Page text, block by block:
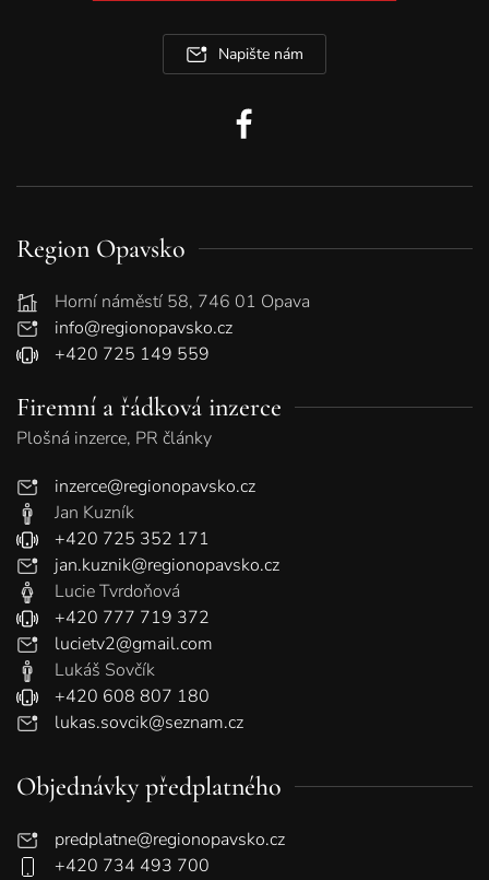
Napište nám
Region Opavsko
Horní náměstí 58, 746 01 Opava
info@regionopavsko.cz
+420 725 149 559
Firemní a řádková inzerce
Plošná inzerce, PR články
inzerce@regionopavsko.cz
Jan Kuzník
+420 725 352 171
jan.kuznik@regionopavsko.cz
Lucie Tvrdoňová
+420 777 719 372
lucietv2@gmail.com
Lukáš Sovčík
+420 608 807 180
lukas.sovcik@seznam.cz
Objednávky předplatného
predplatne@regionopavsko.cz
+420 734 493 700